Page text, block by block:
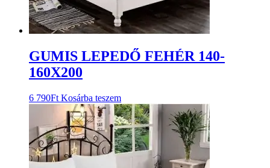
GUMIS LEPEDŐ FEHÉR 140-
160X200
6 790Ft Kosárba teszem